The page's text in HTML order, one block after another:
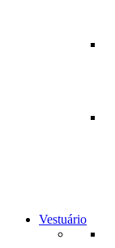
Vestuário